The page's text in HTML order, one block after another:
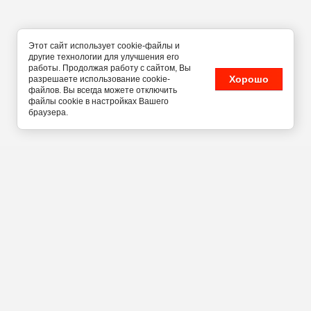
Этот сайт использует cookie-файлы и
другие технологии для улучшения его
работы. Продолжая работу с сайтом, Вы
разрешаете использование cookie-
файлов. Вы всегда можете отключить
файлы cookie в настройках Вашего
браузера.
Хорошо